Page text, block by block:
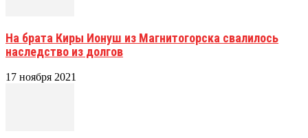
На брата Киры Ионуш из Магнитогорска свалилось
наследство из долгов
17 ноября 2021